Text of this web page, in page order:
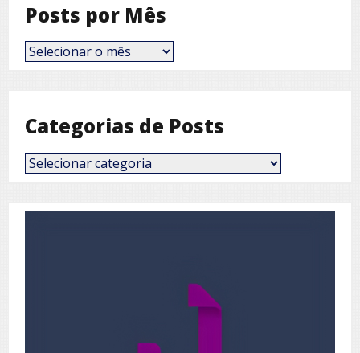
Posts por Mês
Posts
por
Categorias de Posts
Categorias
de